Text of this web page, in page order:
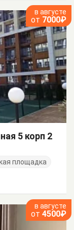
в августе
от 7000₽
5 корп 2
площадка
в августе
от 4500₽